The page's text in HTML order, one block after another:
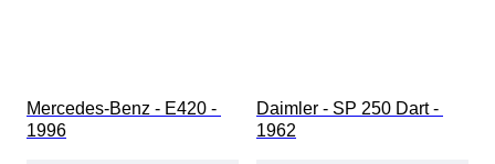
Mercedes-Benz - E420 -
1996
Daimler - SP 250 Dart -
1962